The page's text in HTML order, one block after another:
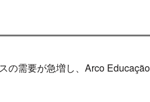
の需要が急増し、Arco